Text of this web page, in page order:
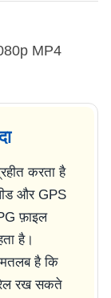
MP4
करता है
और GPS
फ़ाइल
है।
मतलब है कि
रख सकते